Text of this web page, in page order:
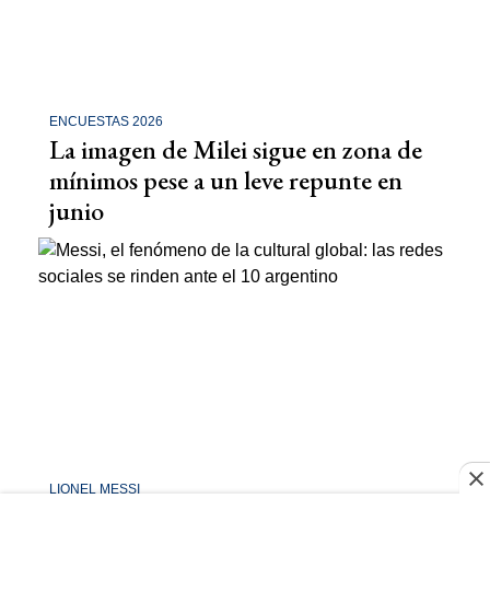
ENCUESTAS 2026
La imagen de Milei sigue en zona de
mínimos pese a un leve repunte en
junio
LIONEL MESSI